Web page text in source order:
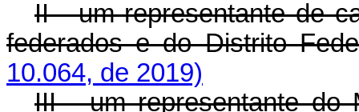
II - um representante de
federados e do Distrito
10.064, de 2019)
III - um representante do